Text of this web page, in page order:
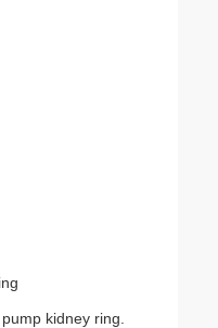
kidney ring.